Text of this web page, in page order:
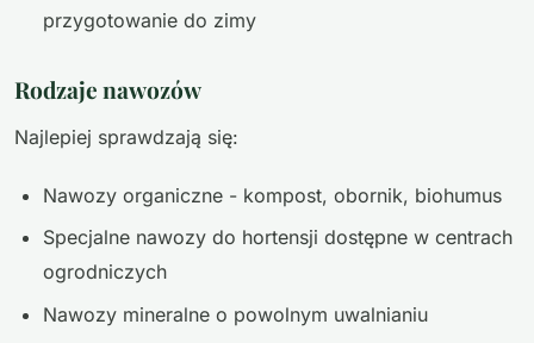
przygotowanie do zimy
Rodzaje nawozów
Najlepiej sprawdzają się:
Nawozy organiczne - kompost, obornik, biohumus
Specjalne nawozy do hortensji dostępne w centrach
ogrodniczych
Nawozy mineralne o powolnym uwalnianiu